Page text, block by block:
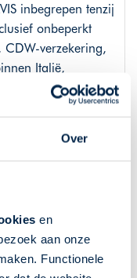
Over
en
aan onze
Functionele
inbegrepen tenzij
onbeperkt
verzekering,
Italië,
eigen risico in
gevallen is
van de reis.
huurdagen.
van de